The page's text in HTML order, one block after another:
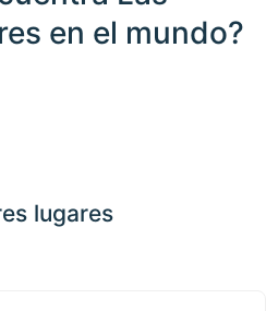
en el mundo?
km / 310.7 mi
lugares